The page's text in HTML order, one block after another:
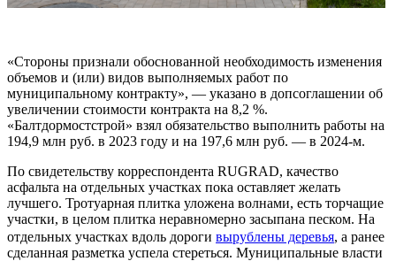
«Стороны признали обоснованной необходимость изменения
объемов и (или) видов выполняемых работ по
муниципальному контракту», — указано в допсоглашении об
увеличении стоимости контракта на 8,2 %.
«Балтдормостстрой» взял обязательство выполнить работы на
194,9 млн руб. в 2023 году и на 197,6 млн руб. — в 2024-м.
По свидетельству корреспондента RUGRAD, качество
асфальта на отдельных участках пока оставляет желать
лучшего. Тротуарная плитка уложена волнами, есть торчащие
участки, в целом плитка неравномерно засыпана песком. На
отдельных участках вдоль дороги вырублены деревья, а ранее
сделанная разметка успела стереться. Муниципальные власти